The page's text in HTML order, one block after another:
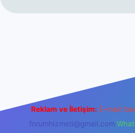
Reklam ve İletişim: E-mail:
forumhizmeti@gmail.com